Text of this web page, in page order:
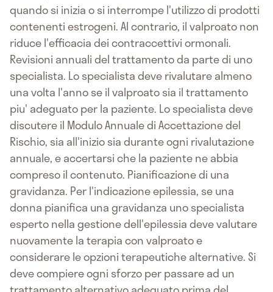
quando si inizia o si interrompe l'utilizzo di prodotti
contenenti estrogeni. Al contrario, il valproato non
riduce l'efficacia dei contraccettivi ormonali.
Revisioni annuali del trattamento da parte di uno
specialista. Lo specialista deve rivalutare almeno
una volta l'anno se il valproato sia il trattamento
piu' adeguato per la paziente. Lo specialista deve
discutere il Modulo Annuale di Accettazione del
Rischio, sia all'inizio sia durante ogni rivalutazione
annuale, e accertarsi che la paziente ne abbia
compreso il contenuto. Pianificazione di una
gravidanza. Per l'indicazione epilessia, se una
donna pianifica una gravidanza uno specialista
esperto nella gestione dell'epilessia deve valutare
nuovamente la terapia con valproato e
considerare le opzioni terapeutiche alternative. Si
deve compiere ogni sforzo per passare ad un